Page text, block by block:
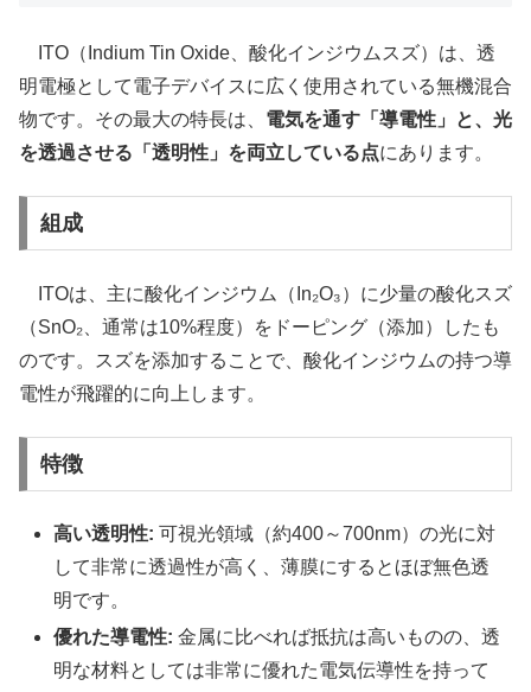
ITO（Indium Tin Oxide、酸化インジウムスズ）は、透
明電極として電子デバイスに広く使用されている無機混合
物です。その最大の特長は、 電気を通す「導電性」と、光
を透過させる「透明性」を両立している点にあります。
組成
ITOは、主に酸化インジウム（In₂O₃）に少量の酸化スズ
（SnO₂、通常は10%程度）をドーピング（添加）したも
のです。スズを添加することで、酸化インジウムの持つ導
電性が飛躍的に向上します。
特徴
高い透明性: 可視光領域（約400～700nm）の光に対
して非常に透過性が高く、薄膜にするとほぼ無色透
明です。
優れた導電性: 金属に比べれば抵抗は高いものの、透
明な材料としては非常に優れた電気伝導性を持って